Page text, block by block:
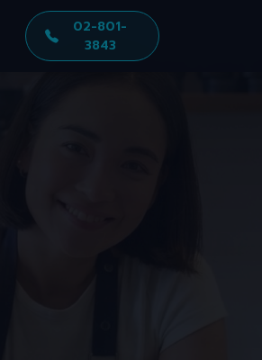
02-801-
3843